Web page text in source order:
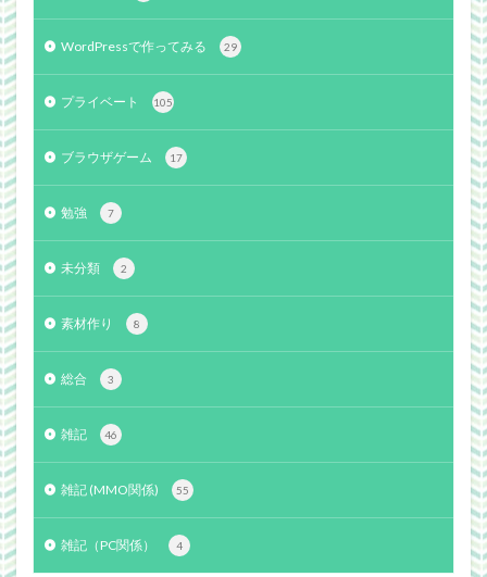
WordPressで作ってみる 29
プライベート 105
ブラウザゲーム 17
勉強 7
未分類 2
素材作り 8
総合 3
雑記 46
雑記 (MMO関係) 55
雑記（PC関係） 4